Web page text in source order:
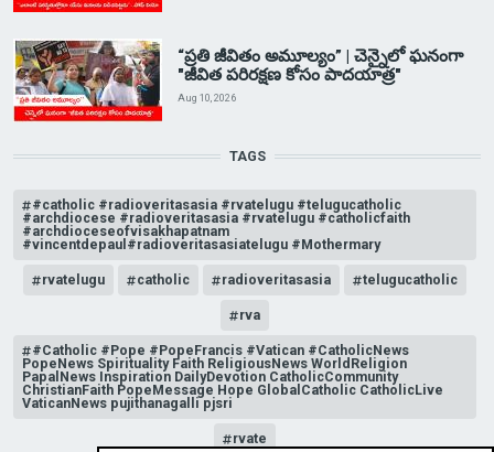
“ప్రతి జీవితం అమూల్యం” | చెన్నైలో ఘనంగా
"జీవిత పరిరక్షణ కోసం పాదయాత్ర"
Aug 10, 2026
TAGS
#catholic #radioveritasasia #rvatelugu #telugucatholic
#archdiocese #radioveritasasia #rvatelugu #catholicfaith
#archdioceseofvisakhapatnam
#vincentdepaul#radioveritasasiatelugu #Mothermary
rvatelugu catholic radioveritasasia telugucatholic
rva
#Catholic #Pope #PopeFrancis #Vatican #CatholicNews
PopeNews Spirituality Faith ReligiousNews WorldReligion
PapalNews Inspiration DailyDevotion CatholicCommunity
ChristianFaith PopeMessage Hope GlobalCatholic CatholicLive
VaticanNews pujithanagalli pjsri
rvate